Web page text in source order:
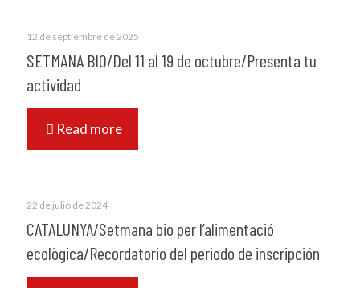
12 de septiembre de 2025
SETMANA BIO/Del 11 al 19 de octubre/Presenta tu
actividad
Read more
22 de julio de 2024
CATALUNYA/Setmana bio per l’alimentació
ecològica/Recordatorio del periodo de inscripción